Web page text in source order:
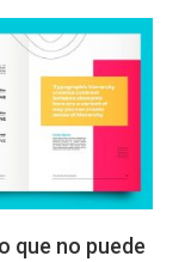
que no puede